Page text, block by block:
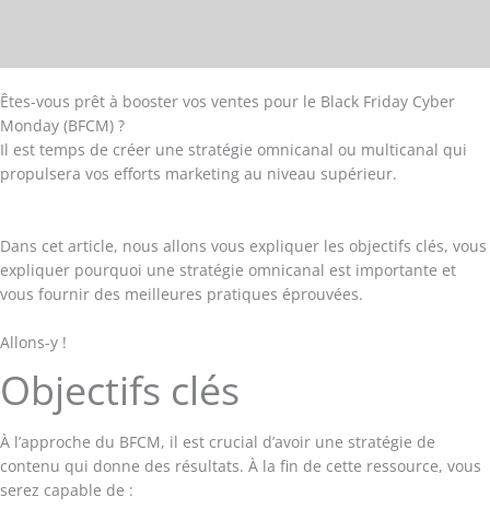
Êtes-vous prêt à booster vos ventes pour le Black Friday Cyber
Monday (BFCM) ?
Il est temps de créer une stratégie omnicanal ou multicanal qui
propulsera vos efforts marketing au niveau supérieur.
Dans cet article, nous allons vous expliquer les objectifs clés, vous
expliquer pourquoi une stratégie omnicanal est importante et
vous fournir des meilleures pratiques éprouvées.
Allons-y !
Objectifs clés
À l’approche du BFCM, il est crucial d’avoir une stratégie de
contenu qui donne des résultats. À la fin de cette ressource, vous
serez capable de :